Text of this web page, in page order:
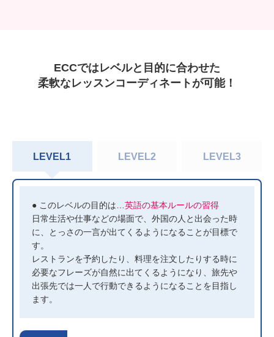
ECCではレベルと目的に合わせた
柔軟なレッスンコーディネートが可能！
LEVEL1 LEVEL2 LEVEL3
● このレベルの目的は… 英語の基本ルールの習得
日常生活や仕事などの場面で、外国の人と出会った時
に、とっさの一言が出てくるようになることが目標で
す。
レストランを予約したり、料理を注文したりする時に
必要なフレーズが自然に出てくるようになり、旅先や
出張先では一人で行動できるようになることを目指し
ます。